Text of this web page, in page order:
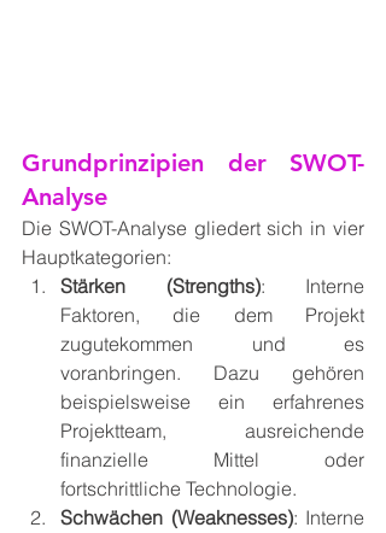
Grundprinzipien der SWOT-
Analyse
Die SWOT-Analyse gliedert sich in vier
Hauptkategorien:
Stärken (Strengths): Interne
Faktoren, die dem Projekt
zugutekommen und es
voranbringen. Dazu gehören
beispielsweise ein erfahrenes
Projektteam, ausreichende
finanzielle Mittel oder
fortschrittliche Technologie.
Schwächen (Weaknesses): Interne